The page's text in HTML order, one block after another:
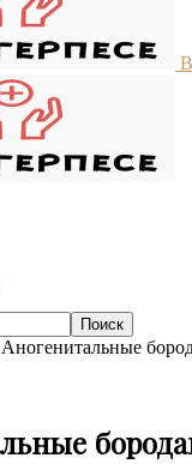
Аногенитальные